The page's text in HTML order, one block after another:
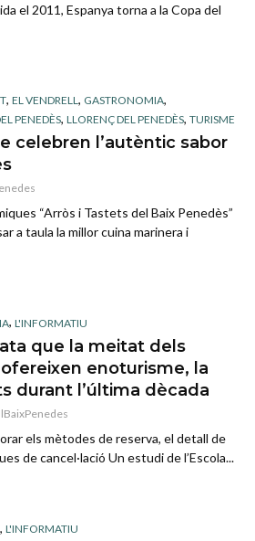
el 2011, Espanya torna a la Copa del
, EL VENDRELL , GASTRONOMIA,
PENEDÈS, LLORENÇ DEL PENEDÈS, TURISME
celebren l’autèntic sabor
“Arròs i Tastets del Baix Penedès”
a taula la millor cuina marinera i
, L'INFORMATIU
que la meitat dels
enoturisme, la
durant l’última dècada
els mètodes de reserva, el detall de
de cancel·lació Un estudi de l’Escola...
, L'INFORMATIU